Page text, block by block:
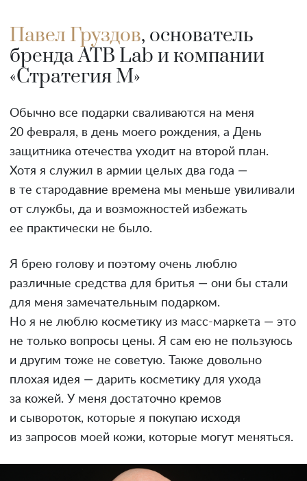
Павел Груздов, основатель
бренда ATB Lab и компании
«Стратегия М»
Обычно все подарки сваливаются на меня
20 февраля, в день моего рождения, а День
защитника отечества уходит на второй план.
Хотя я служил в армии целых два года —
в те стародавние времена мы меньше увиливали
от службы, да и возможностей избежать
ее практически не было.
Я брею голову и поэтому очень люблю
различные средства для бритья — они бы стали
для меня замечательным подарком.
Но я не люблю косметику из масс-маркета — это
не только вопросы цены. Я сам ею не пользуюсь
и другим тоже не советую. Также довольно
плохая идея — дарить косметику для ухода
за кожей. У меня достаточно кремов
и сывороток, которые я покупаю исходя
из запросов моей кожи, которые могут меняться.